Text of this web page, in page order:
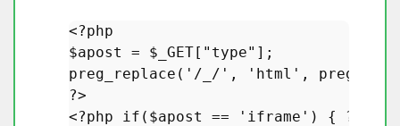
<?php
$apost
= $_GET[ "type"
preg_replace ( '/_/' , 'html' ,
?>
<?php
if ( $apost == 'iframe' ) {
?>